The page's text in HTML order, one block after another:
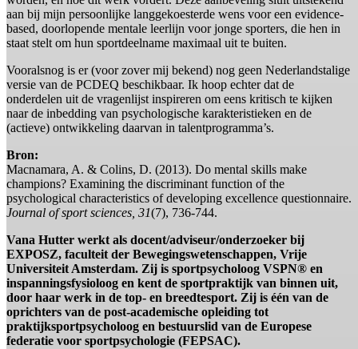
aan bij mijn persoonlijke langgekoesterde wens voor een evidence-
based, doorlopende mentale leerlijn voor jonge sporters, die hen in
staat stelt om hun sportdeelname maximaal uit te buiten.
Vooralsnog is er (voor zover mij bekend) nog geen Nederlandstalige
versie van de PCDEQ beschikbaar. Ik hoop echter dat de
onderdelen uit de vragenlijst inspireren om eens kritisch te kijken
naar de inbedding van psychologische karakteristieken en de
(actieve) ontwikkeling daarvan in talentprogramma’s.
Bron:
Macnamara, A. & Colins, D. (2013). Do mental skills make
champions? Examining the discriminant function of the
psychological characteristics of developing excellence questionnaire.
Journal of sport sciences, 31(7), 736-744.
Vana Hutter werkt als docent/adviseur/onderzoeker bij
EXPOSZ, faculteit der Bewegingswetenschappen, Vrije
Universiteit Amsterdam. Zij is sportpsycholoog VSPN® en
inspanningsfysioloog en kent de sportpraktijk van binnen uit,
door haar werk in de top- en breedtesport. Zij is één van de
oprichters van de post-academische opleiding tot
praktijksportpsycholoog en bestuurslid van de Europese
federatie voor sportpsychologie (FEPSAC).